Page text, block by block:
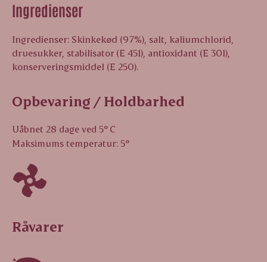
Ingredienser
Ingredienser: Skinkekød (97%), salt, kaliumchlorid,
druesukker, stabilisator (E 451), antioxidant (E 301),
konserveringsmiddel (E 250).
Opbevaring / Holdbarhed
Uåbnet 28 dage ved 5° C
Maksimums temperatur: 5°
Råvarer